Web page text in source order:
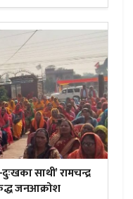
साथी’ रामचन्द्र
जनआक्रोश